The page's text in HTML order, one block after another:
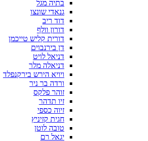
בתיה מגל
גנאדי שונצו
דוד ריב
דורון וולף
דורית קליש טייכמן
דן בירנבוים
דניאל לויט
דניאלה מלר
ויויא הירש בירקנפלד
ורדה בר ניר
זוהר פלקס
זיו תדהר
זיוה כספי
חגית קזיניץ
טובה לוטן
יגאל רם